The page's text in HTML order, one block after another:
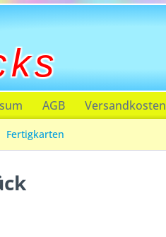
AGB Versandkosten
Fertigkarten